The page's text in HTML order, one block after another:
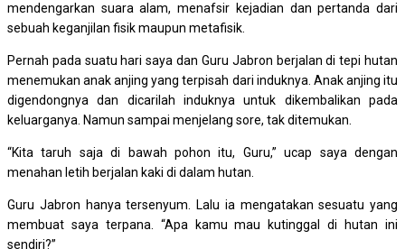
mendengarkan suara alam, menafsir kejadian dan pertanda dari
sebuah keganjilan fisik maupun metafisik.
Pernah pada suatu hari saya dan Guru Jabron berjalan di tepi hutan
menemukan anak anjing yang terpisah dari induknya. Anak anjing itu
digendongnya dan dicarilah induknya untuk dikembalikan pada
keluarganya. Namun sampai menjelang sore, tak ditemukan.
“Kita taruh saja di bawah pohon itu, Guru,” ucap saya dengan
menahan letih berjalan kaki di dalam hutan.
Guru Jabron hanya tersenyum. Lalu ia mengatakan sesuatu yang
membuat saya terpana. “Apa kamu mau kutinggal di hutan ini
sendiri?”